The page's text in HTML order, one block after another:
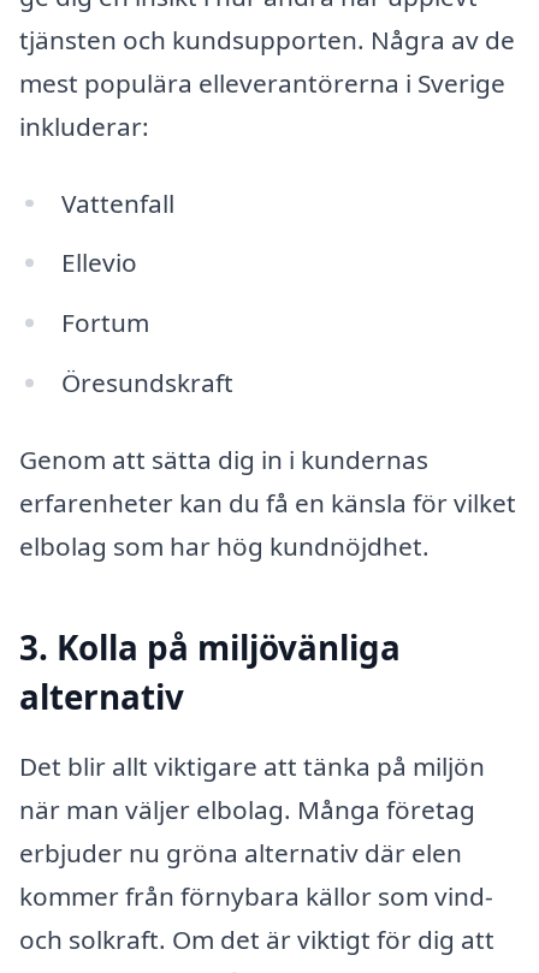
tjänsten och kundsupporten. Några av de
mest populära elleverantörerna i Sverige
inkluderar:
Vattenfall
Ellevio
Fortum
Öresundskraft
Genom att sätta dig in i kundernas
erfarenheter kan du få en känsla för vilket
elbolag som har hög kundnöjdhet.
3. Kolla på miljövänliga
alternativ
Det blir allt viktigare att tänka på miljön
när man väljer elbolag. Många företag
erbjuder nu gröna alternativ där elen
kommer från förnybara källor som vind-
och solkraft. Om det är viktigt för dig att